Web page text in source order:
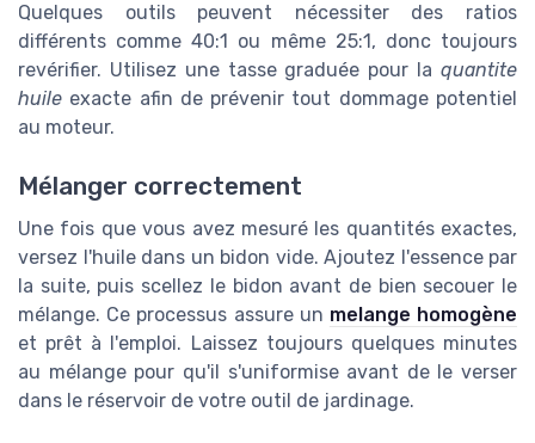
Quelques outils peuvent nécessiter des ratios
différents comme 40:1 ou même 25:1, donc toujours
revérifier. Utilisez une tasse graduée pour la quantite
huile exacte afin de prévenir tout dommage potentiel
au moteur.
Mélanger correctement
Une fois que vous avez mesuré les quantités exactes,
versez l'huile dans un bidon vide. Ajoutez l'essence par
la suite, puis scellez le bidon avant de bien secouer le
mélange. Ce processus assure un melange homogène
et prêt à l'emploi. Laissez toujours quelques minutes
au mélange pour qu'il s'uniformise avant de le verser
dans le réservoir de votre outil de jardinage.